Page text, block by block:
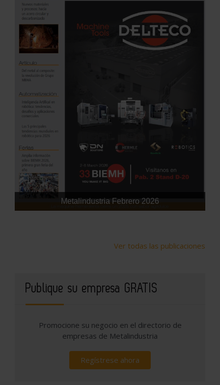
Metalindustria Febrero 2026
Ver todas las publicaciones
Publique su empresa GRATIS
Promocione su negocio en el directorio de
empresas de Metalindustria
Regístrese ahora